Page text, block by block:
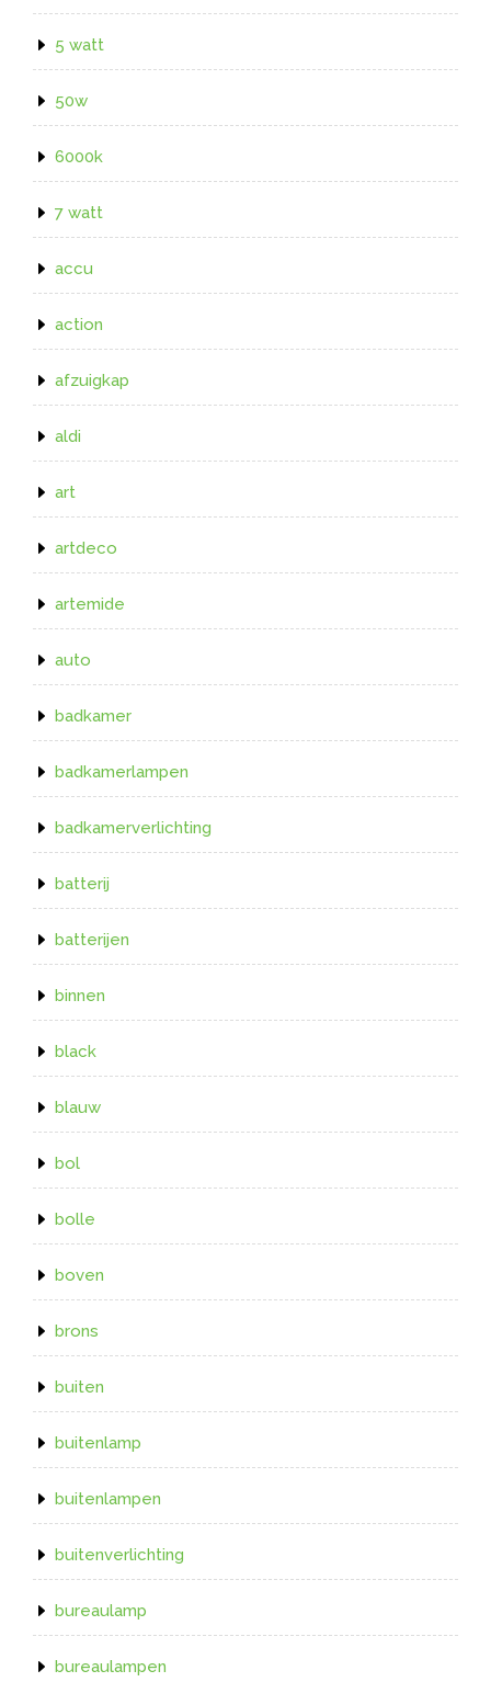
5 watt
50w
6000k
7 watt
accu
action
afzuigkap
aldi
art
artdeco
artemide
auto
badkamer
badkamerlampen
badkamerverlichting
batterij
batterijen
binnen
black
blauw
bol
bolle
boven
brons
buiten
buitenlamp
buitenlampen
buitenverlichting
bureaulamp
bureaulampen